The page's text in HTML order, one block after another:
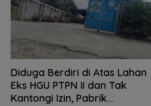
Diduga Berdiri di Atas Lahan
Eks HGU PTPN II dan Tak
Kantongi Izin, Pabrik